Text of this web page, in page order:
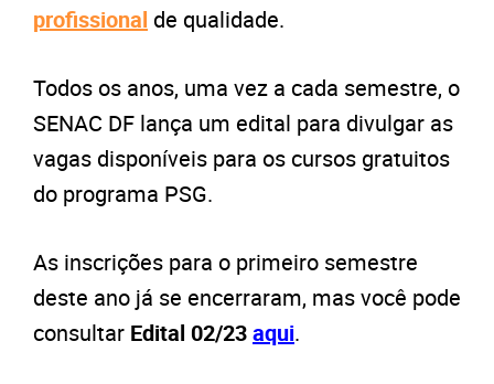
profissional de qualidade.
Todos os anos, uma vez a cada semestre, o
SENAC DF lança um edital para divulgar as
vagas disponíveis para os cursos gratuitos
do programa PSG.
As inscrições para o primeiro semestre
deste ano já se encerraram, mas você pode
consultar Edital 02/23aqui.